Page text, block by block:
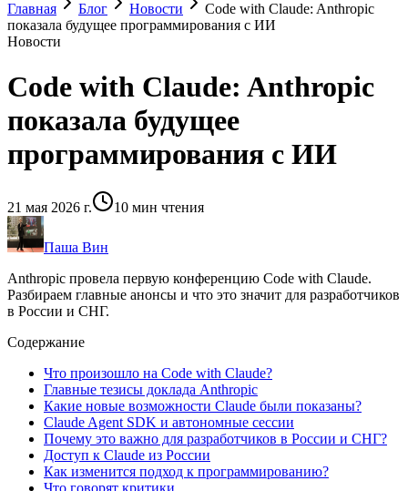
Главная Блог Новости
Code with Claude: Anthropic
показала будущее программирования с ИИ
Новости
Code with Claude: Anthropic
показала будущее
программирования с ИИ
21 мая 2026 г. 10 мин чтения
Паша Вин
Anthropic провела первую конференцию Code with Claude.
Разбираем главные анонсы и что это значит для разработчиков
в России и СНГ.
Содержание
Что произошло на Code with Claude?
Главные тезисы доклада Anthropic
Какие новые возможности Claude были показаны?
Claude Agent SDK и автономные сессии
Почему это важно для разработчиков в России и СНГ?
Доступ к Claude из России
Как изменится подход к программированию?